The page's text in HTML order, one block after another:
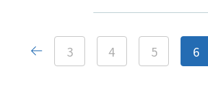
3 4 5 6